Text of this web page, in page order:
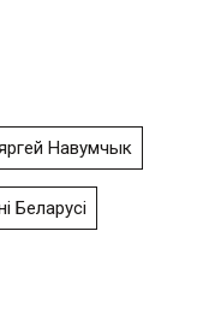
Навумчык
Беларусі